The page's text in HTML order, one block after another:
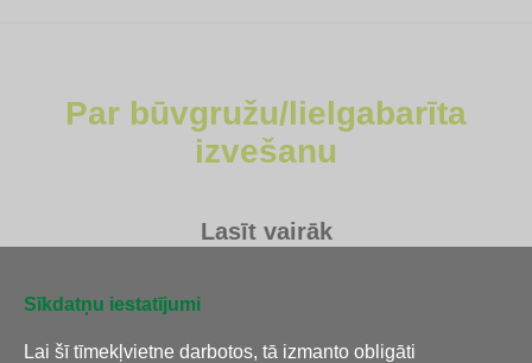
Par būvgružu/lielgabarīta
izvešanu
Lasīt vairāk
Sīkdatņu iestatījumi
Lai šī tīmekļvietne darbotos, tā izmanto obligāti